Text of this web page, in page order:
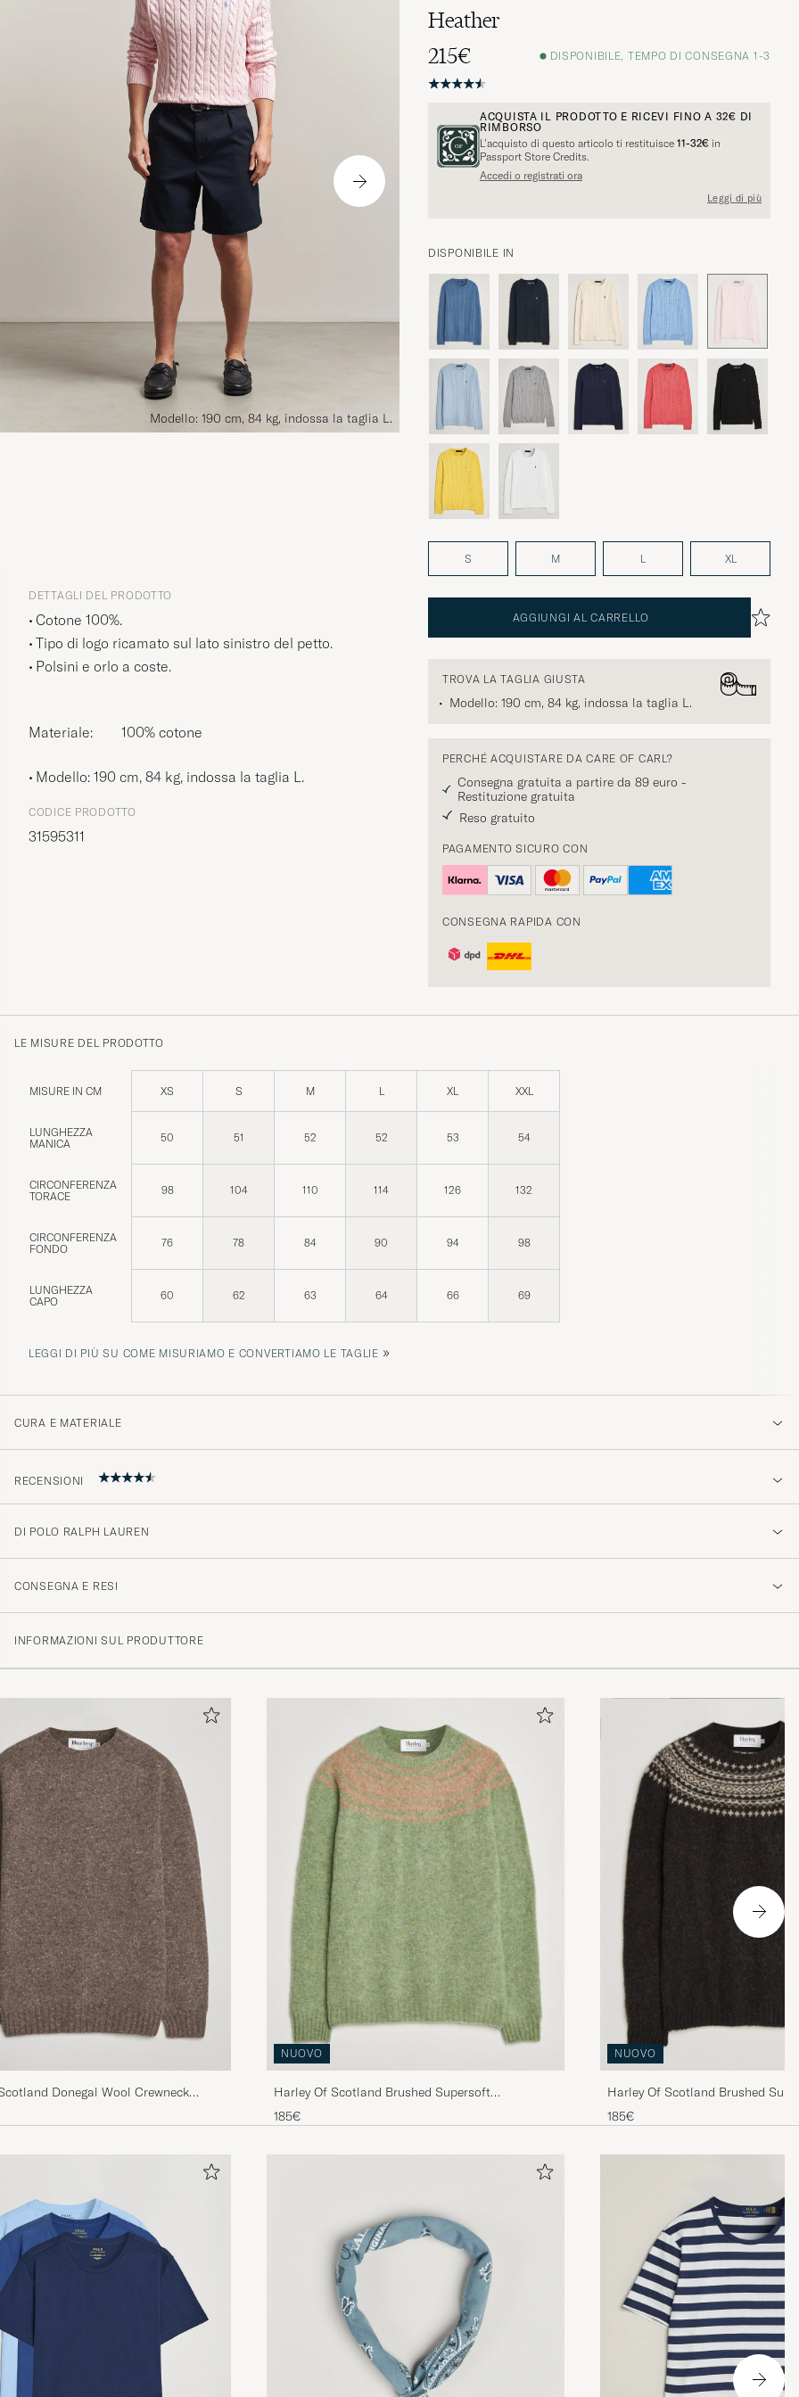
Modello: 190 cm, 84 kg, indossa la taglia L.
Heather
215€
DISPONIBILE, TEMPO DI CONSEGNA 1-3
ACQUISTA IL PRODOTTO E RICEVI FINO A 32€ DI
RIMBORSO
L’acquisto di questo articolo ti restituisce 11-32€ in
Passport Store Credits.
Accedi o registrati ora
Leggi di più
DISPONIBILE IN
S M L XL
AGGIUNGI AL CARRELLO
TROVA LA TAGLIA GIUSTA
Modello: 190 cm, 84 kg, indossa la taglia L.
PERCHÉ ACQUISTARE DA CARE OF CARL?
Consegna gratuita a partire da 89 euro -
Restituzione gratuita
Reso gratuito
PAGAMENTO SICURO CON
CONSEGNA RAPIDA CON
DETTAGLI DEL PRODOTTO
Cotone 100%.
Tipo di logo ricamato sul lato sinistro del petto.
Polsini e orlo a coste.
Materiale: 100% cotone
Modello: 190 cm, 84 kg, indossa la taglia L.
CODICE PRODOTTO
31595311
LE MISURE DEL PRODOTTO
MISURE IN CM XS S M L XL XXL
LUNGHEZZA
MANICA
50 51 52 52 53 54
CIRCONFERENZA
TORACE
98 104 110 114 126 132
CIRCONFERENZA
FONDO
76 78 84 90 94 98
LUNGHEZZA
CAPO
60 62 63 64 66 69
LEGGI DI PIÙ SU COME MISURIAMO E CONVERTIAMO LE TAGLIE »
CURA E MATERIALE
RECENSIONI
4.6
(58)
Som forventet - fin farge og fasong
SEBASTIAN A ACQUISTATO IL SU CAREOFCARL.NO
Nice fabric and light. Great to wear.
ADAM A ACQUISTATO IL SU CAREOFCARL.COM
Amazing!
NAFAZ A ACQUISTATO IL SU CAREOFCARL.CO.UK
PER-ERIK L ACQUISTATO IL SU CAREOFCARL.SE
Fantastisk. Stor i størelsen
ACQUISTATO IL SU CAREOFCARL.DK
Schnelle Liferung, gute Qualität
ACQUISTATO IL SU CAREOFCARL.AT
DI POLO RALPH LAUREN
CONSEGNA E RESI
INFORMAZIONI SUL PRODUTTORE
Donegal Wool Crewneck
NUOVO
Harley Of Scotland Brushed Supersoft
Lambswool Yolk Fairisle Sage/Parfait
185€
NUOVO
Harley Of Scotland Brushed
Lambswool Yolk Fairisle
185€